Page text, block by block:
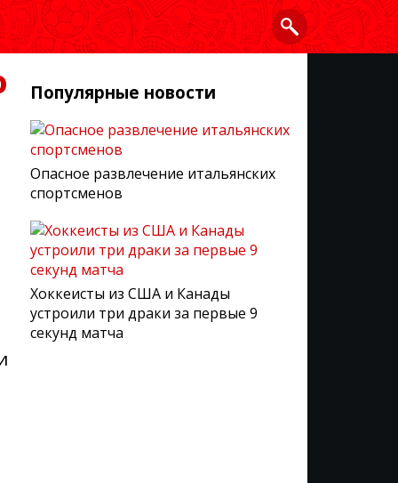
Популярные новости
Опасное развлечение итальянских
спортсменов
Хоккеисты из США и Канады
устроили три драки за первые 9
секунд матча